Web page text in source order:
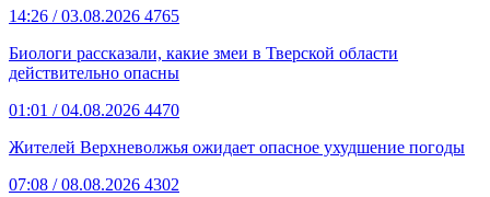
14:26 / 03.08.2026 4765
Биологи рассказали, какие змеи в Тверской области
действительно опасны
01:01 / 04.08.2026 4470
Жителей Верхневолжья ожидает опасное ухудшение погоды
07:08 / 08.08.2026 4302